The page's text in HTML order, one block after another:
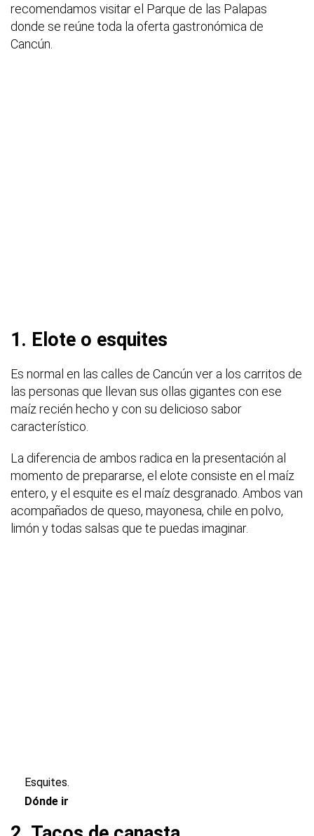
recomendamos visitar el Parque de las Palapas
donde se reúne toda la oferta gastronómica de
Cancún.
1. Elote o esquites
Es normal en las calles de Cancún ver a los carritos de
las personas que llevan sus ollas gigantes con ese
maíz recién hecho y con su delicioso sabor
característico.
La diferencia de ambos radica en la presentación al
momento de prepararse, el elote consiste en el maíz
entero, y el esquite es el maíz desgranado. Ambos van
acompañados de queso, mayonesa, chile en polvo,
limón y todas salsas que te puedas imaginar.
Esquites.
Dónde ir